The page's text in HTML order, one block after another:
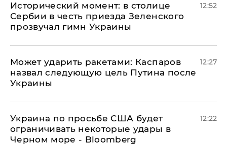
Исторический момент: в столице
Сербии в честь приезда Зеленского
прозвучал гимн Украины
12:52
Может ударить ракетами: Каспаров
назвал следующую цель Путина после
Украины
12:27
Украина по просьбе США будет
ограничивать некоторые удары в
Черном море - Bloomberg
12:22